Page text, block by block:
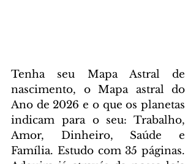
Tenha seu Mapa Astral de
nascimento, o Mapa astral do
Ano de 2026 e o que os planetas
indicam para o seu: Trabalho,
Amor, Dinheiro, Saúde e
Família. Estudo com 35 páginas.